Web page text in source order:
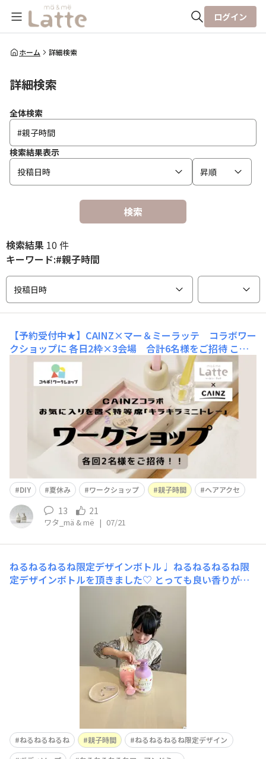
全体検索
ログイン
ホーム 詳細検索
詳細検索
全体検索
検索結果表示
投稿日時
昇順
検索
検索結果 10 件
キーワード:#親子時間
投稿日時
【予約受付中★】CAINZ×マー＆ミーラッテ コラボワー
クショップに 各日2枠×3会場 合計6名様をご招待 こん
にちは！本格的に暑くなってきましたね💦みなさん、夏休
みの予定はもう決まっていますか？なんとこの夏、大手ホ
ームセンターとしてとっても有名な『CAINZ（カイン
ズ）』と『マー＆ミーラッテ』のコラボワークショップが
開催されます✨夏休みの想い出にDIYに挑戦！してみませ
んか？【お気に入りを置く特等席をつ
DIY 夏休み ワークショップ 親子時間 ヘアアクセ
13 21
ワタ_mä & më | 07/21
ねるねるねるね限定デザインボトル♩ ねるねるねるね限
定デザインボトルを頂きました♡ とっても良い香りがお
で、色味かわいい！シール貼れるの楽しい！と夢中になっ
ていました🤣❣️ 数量限定とか限定に弱いタイプなので🤣使
い終わっても詰め替えて長くこのボトルを使うぞ
ねるねるねるね 親子時間
ねるねるねるね限定デザイン